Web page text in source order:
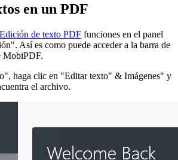
en un PDF
Edición de texto PDF funciones en el panel
Así es como puede acceder a la barra de
MobiPDF.
haga clic en "Editar texto" & Imágenes" y
el archivo.